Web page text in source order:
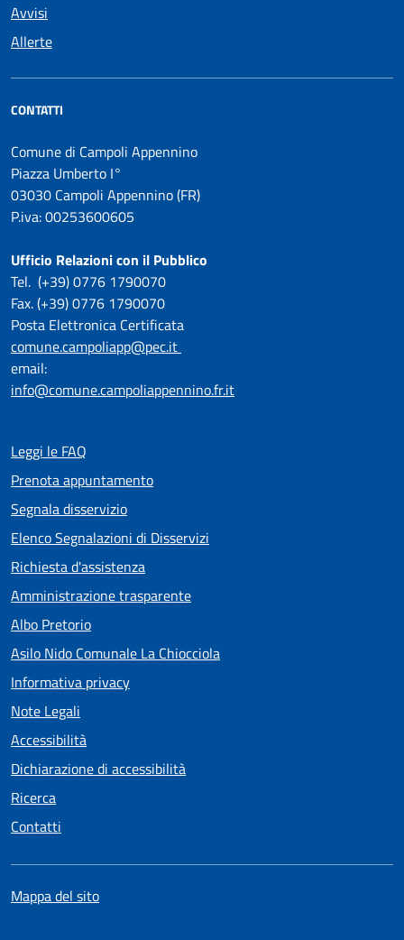
Avvisi
Allerte
CONTATTI
Comune di Campoli Appennino
Piazza Umberto I°
03030 Campoli Appennino (FR)
P.iva: 00253600605
Ufficio Relazioni con il Pubblico
Tel. (+39) 0776 1790070
Fax. (+39) 0776 1790070
Posta Elettronica Certificata
comune.campoliapp@pec.it
email:
info@comune.campoliappennino.fr.it
Leggi le FAQ
Prenota appuntamento
Segnala disservizio
Elenco Segnalazioni di Disservizi
Richiesta d'assistenza
Amministrazione trasparente
Albo Pretorio
Asilo Nido Comunale La Chiocciola
Informativa privacy
Note Legali
Accessibilità
Dichiarazione di accessibilità
Ricerca
Contatti
Mappa del sito